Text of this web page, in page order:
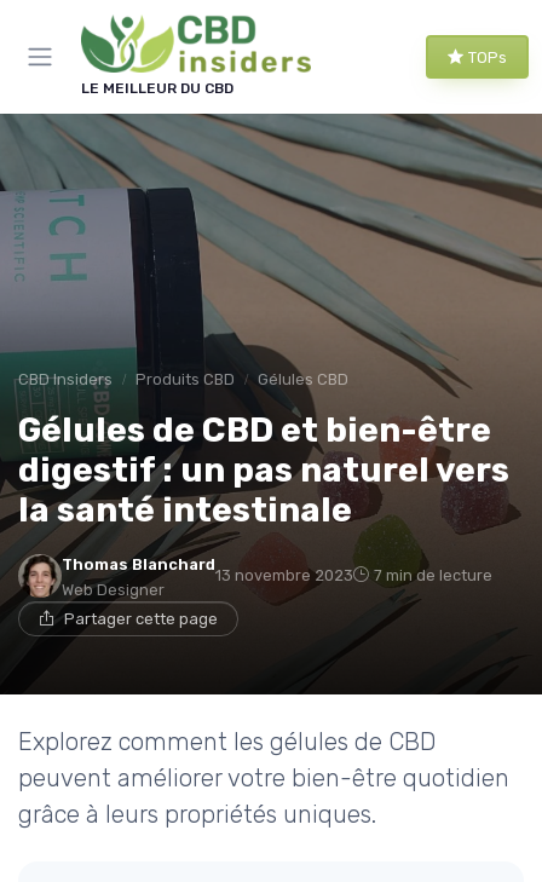
LE MEILLEUR DU CBD
TOPs
CBD Insiders Produits CBD Gélules CBD
Gélules de CBD et bien-être
digestif : un pas naturel vers
la santé intestinale
Thomas Blanchard
Web Designer
13 novembre 2023 7 min de lecture
Partager cette page
Explorez comment les gélules de CBD
peuvent améliorer votre bien-être quotidien
grâce à leurs propriétés uniques.
Panneau de gestion des cookies